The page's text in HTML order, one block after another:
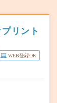
リント
WEB登録OK